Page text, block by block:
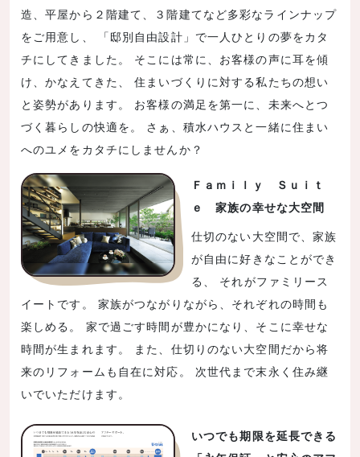
造、平屋から２階建て、３階建てなど多彩なラインナップ
をご用意し、 「邸別自由設計」で一人ひとりの夢をカタ
チにしてきました。 そこには常に、お客様の声に耳を傾
け、かなえてきた、 住まいづくりに対する私たちの想い
と姿勢があります。 お客様の満足を第一に、未来へとつ
づく暮らしの快適を。 さぁ、積水ハウスと一緒に住まい
へのユメをカタチにしませんか？
Ｆａｍｉｌｙ Ｓｕｉｔ
ｅ 家族の幸せな大空間
仕切のない大空間で、家族
が自由に好きなことができ
る、 それがファミリース
イートです。 家族がつながりながら、それぞれの時間も
楽しめる。 家で過ごす時間が豊かになり、そこに幸せな
時間が生まれます。 また、仕切りのない大空間だから将
来のリフォームも自在に対応。 次世代まで末永く住み継
いでいただけます。
いつでも期限を延長できる